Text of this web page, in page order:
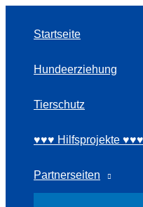
springen
Startseite
Hundeerziehung
Tierschutz
♥♥♥ Hilfsprojekte ♥♥♥
Partnerseiten